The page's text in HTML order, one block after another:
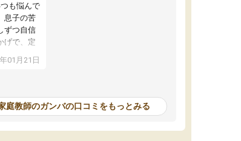
も悩んで
息子の苦
ずつ自信
げで、定
本人もと
01月21日
庭教師のガンバの口コミをもっとみる